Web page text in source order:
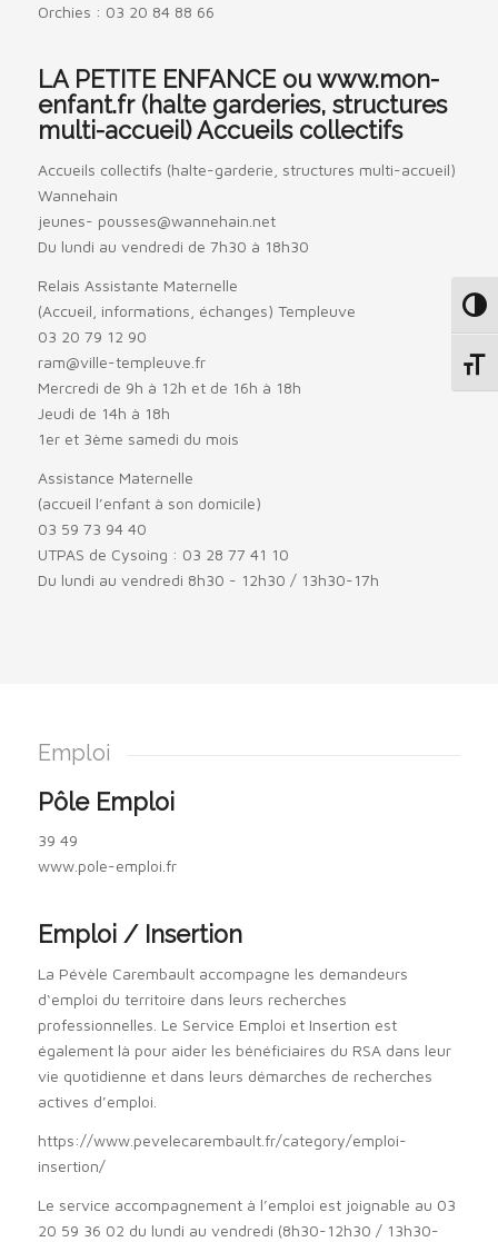
Orchies : 03 20 84 88 66
LA PETITE ENFANCE ou www.mon-
enfant.fr (halte garderies, structures
multi-accueil) Accueils collectifs
Accueils collectifs (halte-garderie, structures multi-accueil)
Wannehain
jeunes- pousses@wannehain.net
Du lundi au vendredi de 7h30 à 18h30
Relais Assistante Maternelle
(Accueil, informations, échanges) Templeuve
03 20 79 12 90
ram@ville-templeuve.fr
Mercredi de 9h à 12h et de 16h à 18h
Jeudi de 14h à 18h
1er et 3ème samedi du mois
Assistance Maternelle
(accueil l’enfant à son domicile)
03 59 73 94 40
UTPAS de Cysoing : 03 28 77 41 10
Du lundi au vendredi 8h30 - 12h30 / 13h30-17h
Emploi
Pôle Emploi
39 49
www.pole-emploi.fr
Emploi / Insertion
La Pévèle Carembault accompagne les demandeurs
d‘emploi du territoire dans leurs recherches
professionnelles. Le Service Emploi et Insertion est
également là pour aider les bénéficiaires du RSA dans leur
vie quotidienne et dans leurs démarches de recherches
actives d’emploi.
https://www.pevelecarembault.fr/category/emploi-
insertion/
Le service accompagnement à l’emploi est joignable au 03
20 59 36 02 du lundi au vendredi (8h30-12h30 / 13h30-